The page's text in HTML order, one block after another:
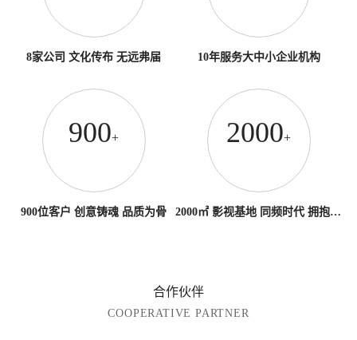
8家公司 文化传布 无远弗届 10年服务大中小企业机构
900+
900位客户 创意铸魂 品质为骨
2000+
2000㎡ 影视基地 同频时代 拥抱未来
合作伙伴
COOPERATIVE PARTNER